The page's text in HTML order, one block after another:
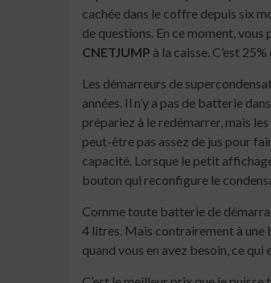
cachée dans le coffre depuis six
de questions. En ce moment,
CNETJUMP à la caisse. C’est
Les démarreurs de
années. Il n’y a pas de batterie
prépariez à le redémarrer, mais
peut-être pas assez de jus pour
capacité. Lorsque le petit
bouton qui reconfigure le
Comme toute batterie de
4 litres. Mais contrairement à une
quand vous en avez besoin, ce